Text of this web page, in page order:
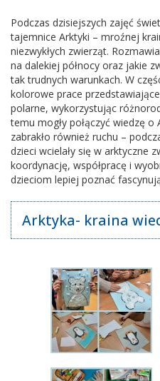
Podczas dzisiejszych zajęć
tajemnice Arktyki – mroźnej
niezwykłych zwierząt.
na dalekiej północy oraz jakie
tak trudnych warunkach. W
kolorowe prace
polarne, wykorzystując
temu mogły połączyć wiedzę
zabrakło również ruchu –
dzieci wcielały się w arktyczne
koordynację, współpracę i
dzieciom lepiej poznać
Arktyka- kraina